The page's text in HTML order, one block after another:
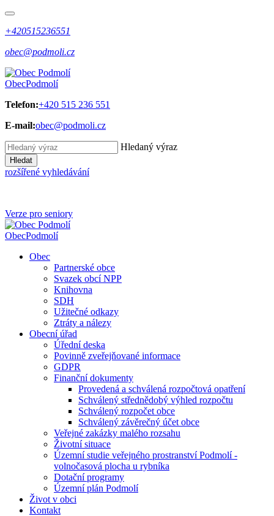
+420515236551
obec@podmoli.cz
ObecPodmolí
Telefon:+420 515 236 551
E-mail:obec@podmoli.cz
Hledaný výraz
Hledat
rozšířené vyhledávání
Verze pro seniory
ObecPodmolí
Obec
Partnerské obce
Svazek obcí NPP
Knihovna
SDH
Užitečné odkazy
Ztráty a nálezy
Obecní úřad
Úřední deska
Povinně zveřejňované informace
GDPR
Finanční dokumenty
Provedená a schválená rozpočtová opatření
Schválený střednědobý výhled rozpočtu
Schválený rozpočet obce
Schválený závěrečný účet obce
Veřejné zakázky malého rozsahu
Životní situace
Územní studie veřejného prostranství Podmolí -
volnočasová plocha u rybníka
Dotační programy
Územní plán Podmolí
Život v obci
Kontakt